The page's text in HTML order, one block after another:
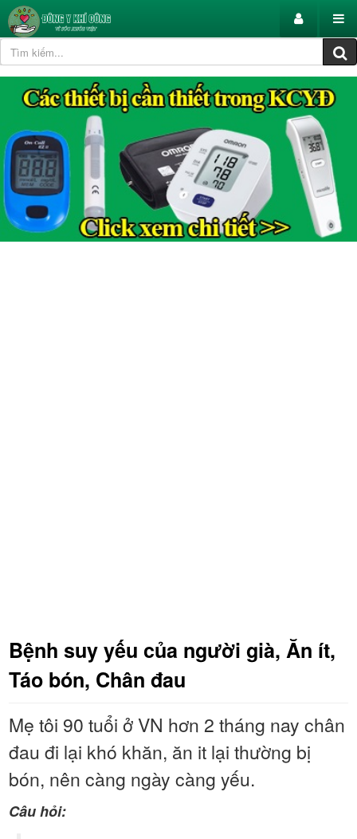
Bệnh suy yếu của người già, Ăn ít,
Táo bón, Chân đau
Mẹ tôi 90 tuổi ở VN hơn 2 tháng nay chân
đau đi lại khó khăn, ăn it lại thường bị
bón, nên càng ngày càng yếu.
Câu hỏi: